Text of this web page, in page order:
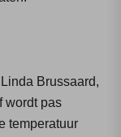
Brussaard,
wordt pas
temperatuur